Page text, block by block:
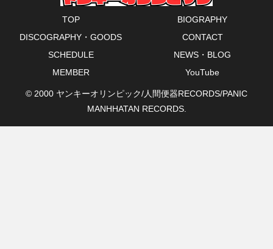
TOP
BIOGRAPHY
DISCOGRAPHY・GOODS
CONTACT
SCHEDULE
NEWS・BLOG
MEMBER
YouTube
© 2000 ヤンキーオリンピック/人間便器RECORDS/PANIC
MANHHATAN RECORDS.